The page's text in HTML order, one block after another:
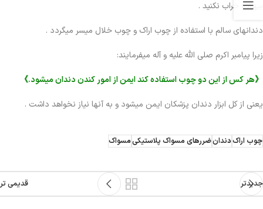
بیهوده خراب نکنید .
دندانهای سالم با استفاده از چوب اراک و چوب خلال میسر میگردد .
زیرا پیامبر اکرم صلی الله علیه و آله میفرمایند:
《هر کس از این دو چوب استفاده کند ایمن از امور کندن دندان میشود.》
یعنی از کل ابزار دندان پزشکان ایمن میشود و به آنها نیاز نخواهد داشت .
چوب اراکدندانضررهای مسواک پلاستیکیمسواک
جدیدتر قدیمی تر